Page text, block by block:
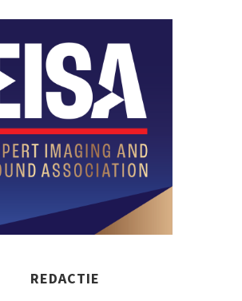
REDACTIE